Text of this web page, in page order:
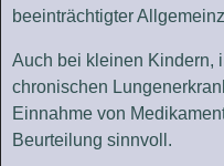
beeinträchtigter
Auch bei kleinen Kindern,
chronischen
Einnahme von
Beurteilung sinnvoll.